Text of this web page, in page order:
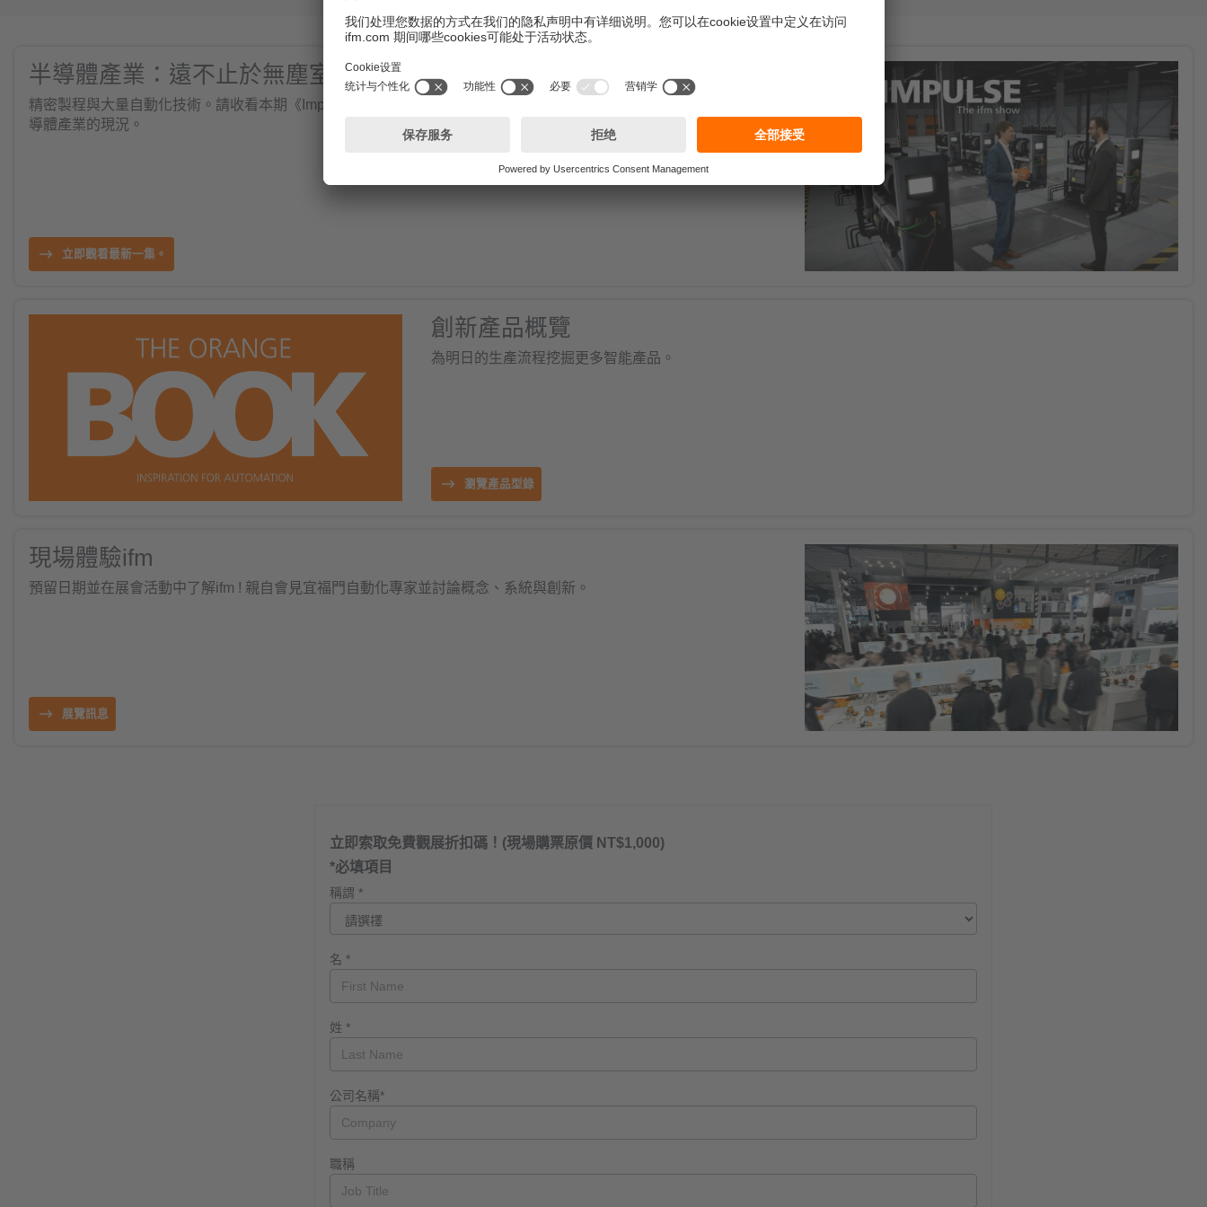
半導體產業：遠不止於無塵室
精密製程與大量自動化技術。請收看本期《Impulse – the ifm show》，了解這些技術的應用場景與方式，以及歐洲半
導體產業的現況。
立即觀看最新一集。
創新產品概覽
為明日的生產流程挖掘更多智能產品。
瀏覽產品型錄
現場體驗ifm
預留日期並在展會活動中了解ifm ! 親自會見宜福門自動化專家並討論概念、系統與創新。
展覽訊息
立即索取免費觀展折扣碼！(現場購票原價 NT$1,000)
*必填項目
稱謂 *
名 *
姓 *
公司名稱*
職稱